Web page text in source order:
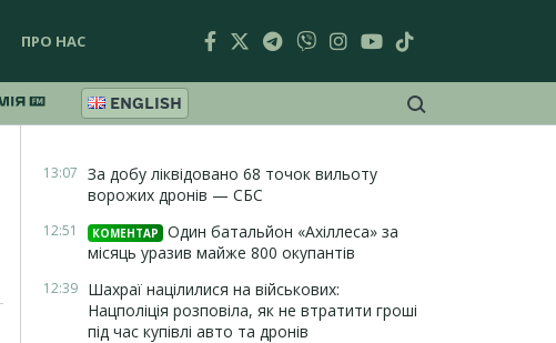
ПРО НАС
ENGLISH
13:07 За добу ліквідовано 68 точок вильоту
ворожих дронів — СБС
12:51 КОМЕНТАР
Один батальйон «Ахіллеса» за
місяць уразив майже 800 окупантів
12:39 Шахраї націлилися на військових:
Нацполіція розповіла, як не втратити гроші
під час купівлі авто та дронів